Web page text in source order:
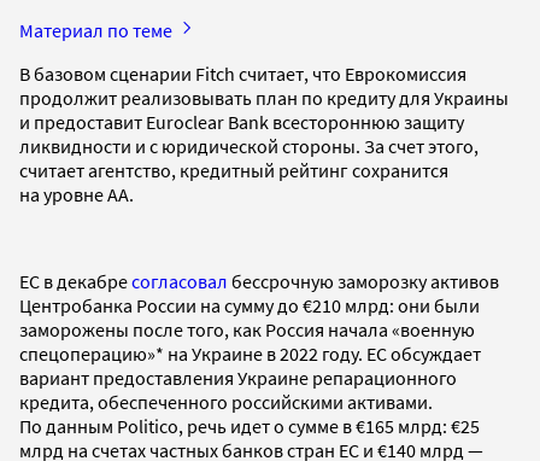
Материал по теме
В базовом сценарии Fitch считает, что Еврокомиссия
продолжит реализовывать план по кредиту для Украины
и предоставит Euroclear Bank всестороннюю защиту
ликвидности и с юридической стороны. За счет этого,
считает агентство, кредитный рейтинг сохранится
на уровне AA.
ЕС в декабресогласовал бессрочную заморозку активов
Центробанка России на сумму до €210 млрд: они были
заморожены после того, как Россия начала «военную
спецоперацию»* на Украине в 2022 году. ЕС обсуждает
вариант предоставления Украине репарационного
кредита, обеспеченного российскими активами.
По данным Politico, речь идет о сумме в €165 млрд: €25
млрд на счетах частных банков стран ЕС и €140 млрд —